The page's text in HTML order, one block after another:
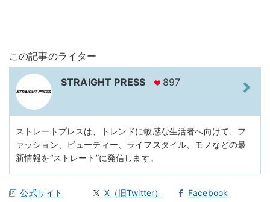
この記事のライター
STRAIGHT PRESS 897
ストレートプレスは、トレンドに敏感な生活者へ向けて、フ
ァッション、ビューティー、ライフスタイル、モノなどの最
新情報を“ストレート”に発信します。
公式サイト X（旧Twitter） Facebook